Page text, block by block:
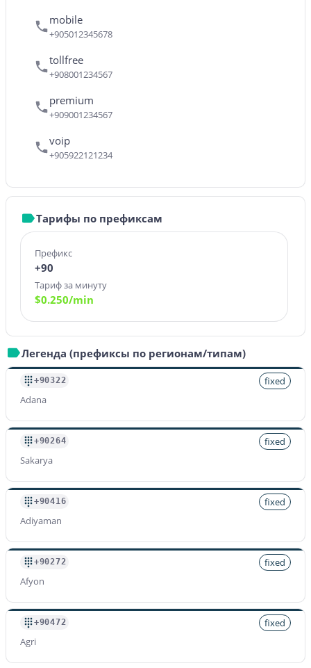
mobile
+905012345678
tollfree
+908001234567
premium
+909001234567
voip
+905922121234
Тарифы по префиксам
Префикс
+90
Тариф за минуту
$0.250/min
Легенда (префиксы по регионам/типам)
+90322
fixed
Adana
+90264
fixed
Sakarya
+90416
fixed
Adiyaman
+90272
fixed
Afyon
+90472
fixed
Agri